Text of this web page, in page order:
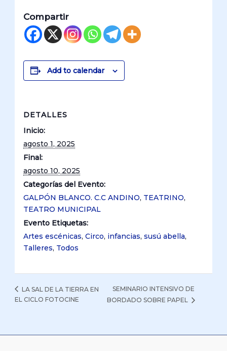
Compartir
Add to calendar
DETALLES
Inicio:
agosto 1, 2025
Final:
agosto 10, 2025
Categorías del Evento:
GALPÓN BLANCO. C.C ANDINO, TEATRINO,
TEATRO MUNICIPAL
Evento Etiquetas:
Artes escénicas,Circo, infancias,susú abella,
Talleres, Todos
LA SAL DE LA TIERRA EN
EL CICLO FOTOCINE
SEMINARIO INTENSIVO DE
BORDADO SOBRE PAPEL